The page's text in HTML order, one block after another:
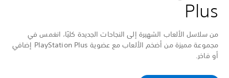
Plus
من سلاسل الألعاب الشهيرة إلى النجاحات الجديدة كليًا، انغمس في
مجموعة مميزة من أضخم الألعاب مع عضوية PlayStation Plus إضافي
أو فاخر.